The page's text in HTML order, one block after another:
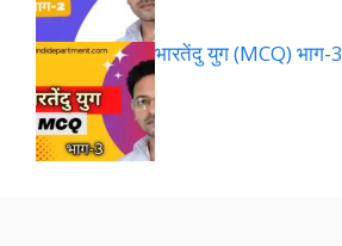
भारतेंदु युग (MCQ) भाग-3